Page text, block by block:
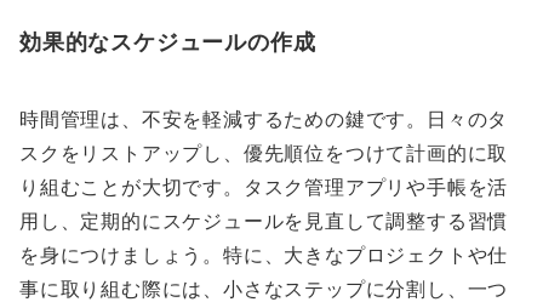
効果的なスケジュールの作成
時間管理は、不安を軽減するための鍵です。日々のタ
スクをリストアップし、優先順位をつけて計画的に取
り組むことが大切です。タスク管理アプリや手帳を活
用し、定期的にスケジュールを見直して調整する習慣
を身につけましょう。特に、大きなプロジェクトや仕
事に取り組む際には、小さなステップに分割し、一つ